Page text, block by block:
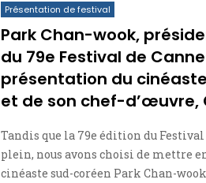
Présentation de festival
Park Chan-wook,
du 79e Festival de
présentation du
et de son chef-d’œuvre,
Tandis que la 79e édition du Festival
plein, nous avons choisi de mettre
cinéaste sud-coréen Park Chan-